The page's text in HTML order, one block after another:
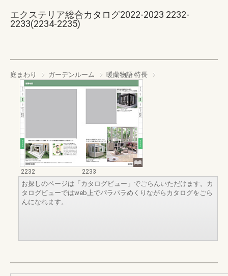
エクステリア総合カタログ2022-2023 2232-
2233(2234-2235)
庭まわり ガーデンルーム 暖蘭物語 特長
2232
2233
お探しのページは「カタログビュー」でごらんいただけます。カ
タログビューではweb上でパラパラめくりながらカタログをごら
んになれます。